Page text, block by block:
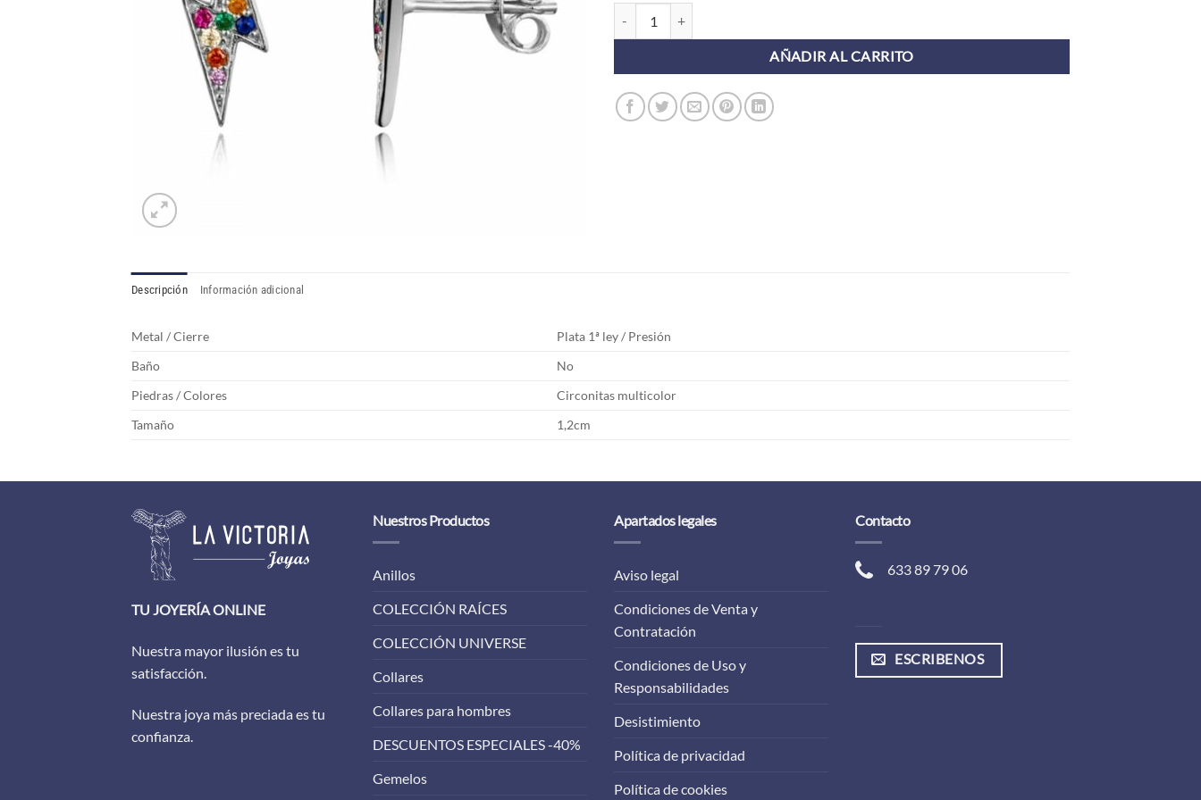
AÑADIR AL CARRITO
Descripción Información adicional
Metal / Cierre
Plata 1ª ley / Presión
Baño
No
Piedras / Colores
Circonitas multicolor
Tamaño
1,2cm
TU JOYERÍA ONLINE
Nuestra mayor ilusión es tu
satisfacción.
Nuestra joya más preciada es tu
confianza.
Nuestros Productos
Anillos
COLECCIÓN RAÍCES
COLECCIÓN UNIVERSE
Collares
Collares para hombres
DESCUENTOS ESPECIALES -40%
Gemelos
Apartados legales
Aviso legal
Condiciones de Venta y
Contratación
Condiciones de Uso y
Responsabilidades
Desistimiento
Política de privacidad
Política de cookies
Contacto
633 89 79 06
ESCRIBENOS